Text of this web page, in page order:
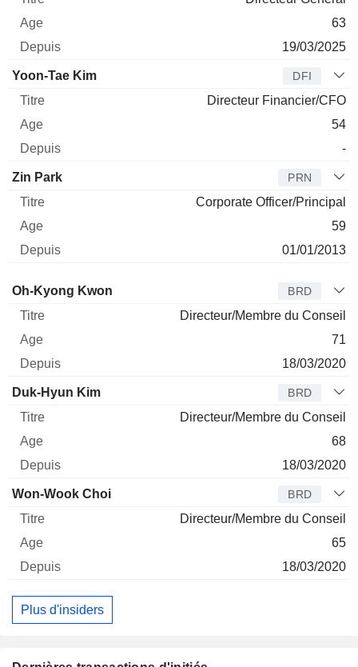
63
19/03/2025
Yoon-Tae Kim DFI
Directeur Financier/CFO
54
-
Zin Park PRN
Corporate Officer/Principal
59
01/01/2013
Administrateur Titre
Oh-Kyong Kwon BRD
Directeur/Membre du Conseil
71
18/03/2020
Duk-Hyun Kim BRD
Directeur/Membre du Conseil
68
18/03/2020
Won-Wook Choi BRD
Directeur/Membre du Conseil
65
18/03/2020
Plus d'insiders